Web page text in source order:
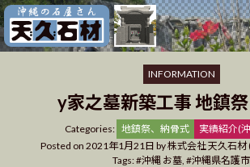
Skip
to
content
INFORMATION
y家之墓新築工事 地鎮
Categories: Categories
地鎮祭、納骨式
実績紹介(
Posted on 2021年1月21日 by株式会社 天久石材
Tags: 沖縄 お墓, 沖縄県名護市